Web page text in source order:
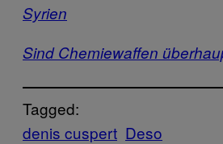
Syrien
Sind Chemiewaffen
Tagged:
denis cuspert Deso